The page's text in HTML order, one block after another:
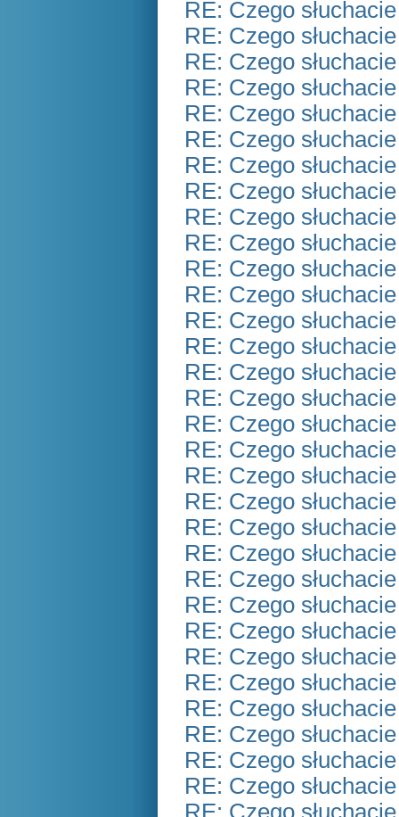
RE: Czego
RE: Czego
RE: Czego
RE: Czego
RE: Czego
RE: Czego
RE: Czego
RE: Czego
RE: Czego
RE: Czego
RE: Czego
RE: Czego
RE: Czego
RE: Czego
RE: Czego
RE: Czego
RE: Czego
RE: Czego
RE: Czego
RE: Czego
RE: Czego
RE: Czego
RE: Czego
RE: Czego
RE: Czego
RE: Czego
RE: Czego
RE: Czego
RE: Czego
RE: Czego
RE: Czego
RE: Czego